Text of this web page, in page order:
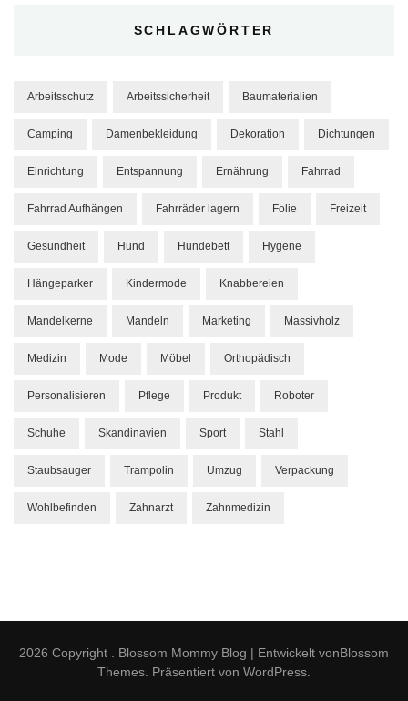
SCHLAGWÖRTER
Arbeitsschutz Arbeitssicherheit Baumaterialien
Camping Damenbekleidung Dekoration Dichtungen
Einrichtung Entspannung Ernährung Fahrrad
Fahrrad Aufhängen Fahrräder lagern Folie Freizeit
Gesundheit Hund Hundebett Hygene
Hängeparker Kindermode Knabbereien
Mandelkerne Mandeln Marketing Massivholz
Medizin Mode Möbel Orthopädisch
Personalisieren Pflege Produkt Roboter
Schuhe Skandinavien Sport Stahl
Staubsauger Trampolin Umzug Verpackung
Wohlbefinden Zahnarzt Zahnmedizin
2026 Copyright Blossom Mommy Blog | Entwickelt vonBlossom
Themes . Präsentiert von WordPress